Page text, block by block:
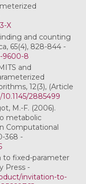
X
and counting
65(4), 828-844 -
9600-8
and
12(3), (Article
2885499
M.-F. (2006).
metabolic
Computational
368 -
to fixed-parameter
Press -
invitation-to-